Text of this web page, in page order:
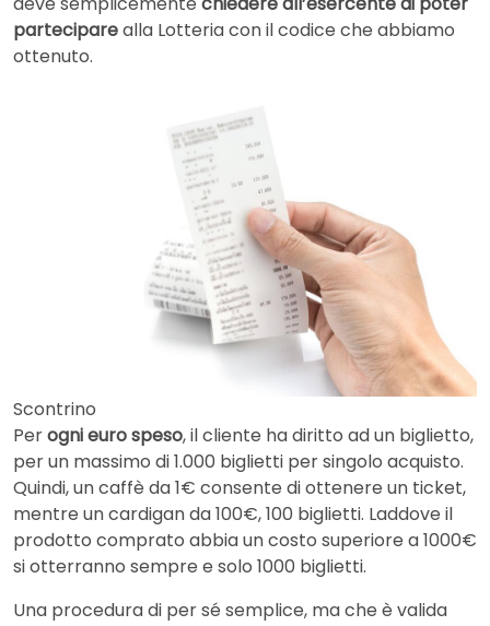
parteciparealla Lotteria con il codice che abbiamo
ottenuto.
Scontrino
Perogni euro speso, il cliente ha diritto ad un biglietto,
per un massimo di 1.000 biglietti per singolo acquisto.
Quindi, un caffè da 1€ consente di ottenere un ticket,
mentre un cardigan da 100€, 100 biglietti. Laddove il
prodotto comprato abbia un costo superiore a 1000€
si otterranno sempre e solo 1000 biglietti.
Una procedura di per sé semplice, ma che è valida